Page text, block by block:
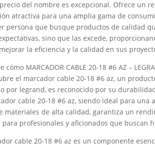
del nombre es excepcional. Ofrece un
atractiva para una amplia gama de
persona que busque productos de calidad
sino que las excede,
la eficiencia y la calidad en sus
cómo MARCADOR CABLE 20-18 #6 AZ –
el marcador cable 20-18 #6 az, un
por legrand, es reconocido por su
cable 20-18 #6 az, siendo ideal para
materiales de alta calidad, garantiza un
para profesionales y aficionados que buscan
cable 20-18 #6 az es un componente